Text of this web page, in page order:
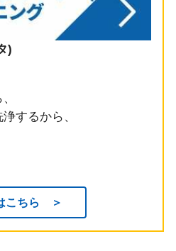
)
するから、
こちら ＞